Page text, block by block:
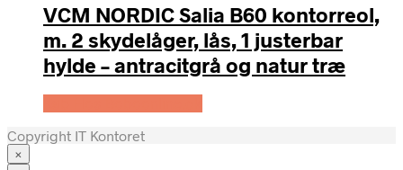
VCM NORDIC Salia B60 kontorreol,
m. 2 skydelåger, lås, 1 justerbar
hylde – antracitgrå og natur træ
Copyright IT Kontoret
×